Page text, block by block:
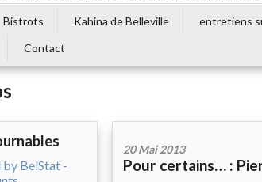
Bistrots Kahina de Belleville entretiens
Contact
20 Mai 2013
Pour certains… :